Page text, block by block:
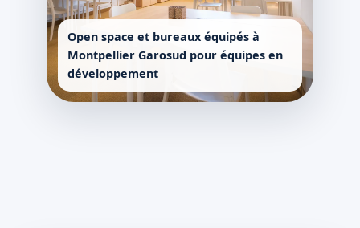
Open space et bureaux équipés à
Montpellier Garosud pour équipes en
développement